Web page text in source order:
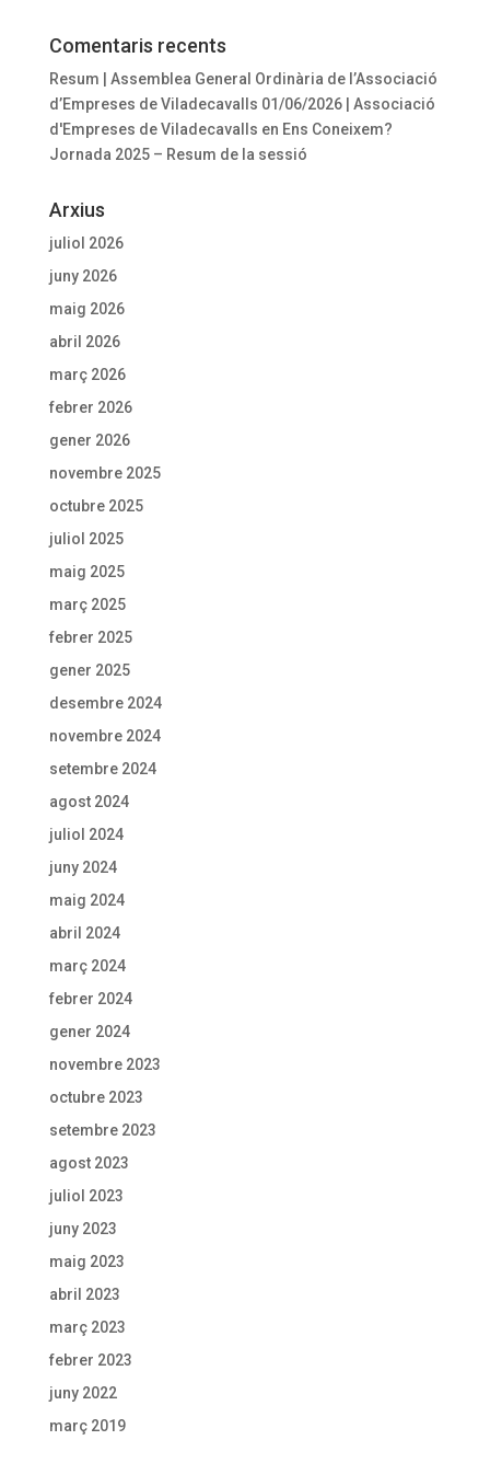
Comentaris recents
Resum | Assemblea General Ordinària de l’Associació
d’Empreses de Viladecavalls 01/06/2026 | Associació
d'Empreses de Viladecavalls en Ens Coneixem?
Jornada 2025 – Resum de la sessió
Arxius
juliol 2026
juny 2026
maig 2026
abril 2026
març 2026
febrer 2026
gener 2026
novembre 2025
octubre 2025
juliol 2025
maig 2025
març 2025
febrer 2025
gener 2025
desembre 2024
novembre 2024
setembre 2024
agost 2024
juliol 2024
juny 2024
maig 2024
abril 2024
març 2024
febrer 2024
gener 2024
novembre 2023
octubre 2023
setembre 2023
agost 2023
juliol 2023
juny 2023
maig 2023
abril 2023
març 2023
febrer 2023
juny 2022
març 2019